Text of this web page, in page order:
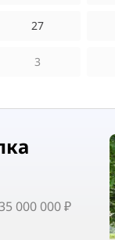
27
3
000 000 ₽